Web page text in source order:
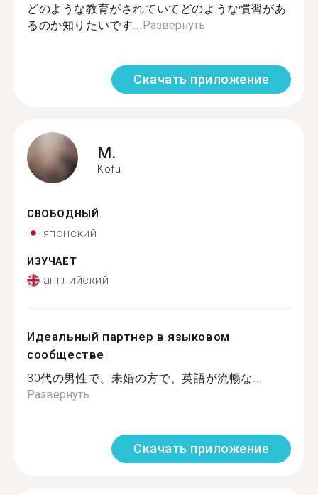
どのような教育がされていてどのような慣習があ
るのか知りたいです...Развернуть
Скачать приложение
M.
Kofu
СВОБОДНЫЙ
японский
ИЗУЧАЕТ
английский
Идеальный партнер в языковом
сообществе
30代の男性で、未婚の方で、英語が流暢な...
Развернуть
Скачать приложение